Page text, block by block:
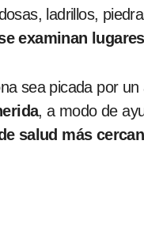
ladrillos,
examinan
sea picada por
, a modo de
salud más